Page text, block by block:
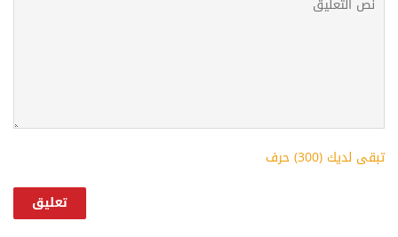
تبقى لديك (300) حرف